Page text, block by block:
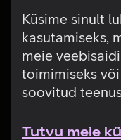
Küsime sinult
kasutamiseks,
meie
toimimiseks
soovitud
Tutvu meie